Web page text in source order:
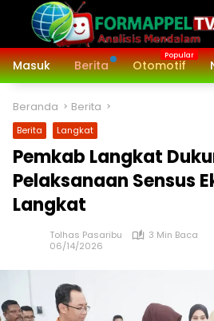
Langsung
konten
Masuk
Berita Otomotif
Beranda Berita
Berita Langkat
Pemkab Langkat
Pelaksanaan Sensus
Langkat
Tolhas Pasaribu
3 Min Baca
06/14/2026